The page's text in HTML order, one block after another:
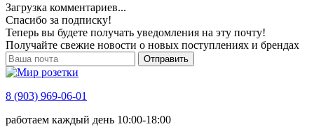
Загрузка комментариев...
Спасибо за подписку!
Теперь вы будете получать уведомления на эту почту!
Получайте свежие новости о новых поступлениях и брендах
Отправить
8 (903) 969-06-01
работаем каждый день 10:00-18:00